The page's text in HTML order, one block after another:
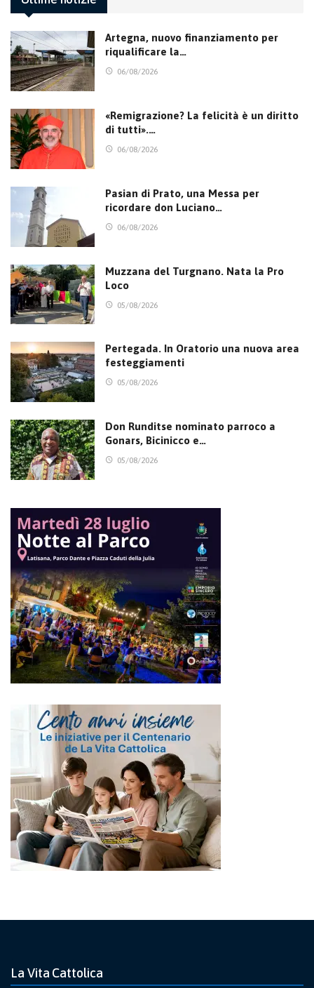
Artegna, nuovo finanziamento per
riqualificare la…
06/08/2026
«Remigrazione? La felicità è un diritto
di tutti».…
06/08/2026
Pasian di Prato, una Messa per
ricordare don Luciano…
06/08/2026
Muzzana del Turgnano. Nata la Pro
Loco
05/08/2026
Pertegada. In Oratorio una nuova area
festeggiamenti
05/08/2026
Don Runditse nominato parroco a
Gonars, Bicinicco e…
05/08/2026
La Vita Cattolica